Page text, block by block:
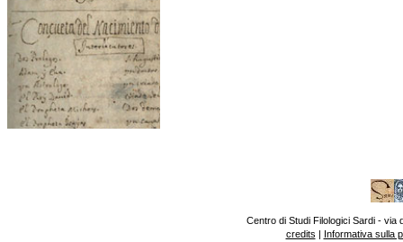
Centro di Studi Filologici Sardi - via
credits | Informativa sulla